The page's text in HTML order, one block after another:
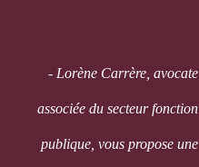
- Lorène Carrère, avocate
associée du secteur fonction
publique, vous propose une